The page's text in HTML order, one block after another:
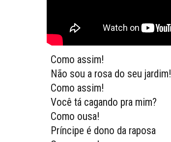
Como assim!
Não sou a rosa do seu jardim!
Como assim!
Você tá cagando pra mim?
Como ousa!
Príncipe é dono da raposa